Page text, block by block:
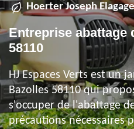
Hoerter Joseph
Entreprise abattage
58110
HJ Espaces Verts est un
Bazolles 58110 qui
s'occuper de l'abattage
précautions nécessaires